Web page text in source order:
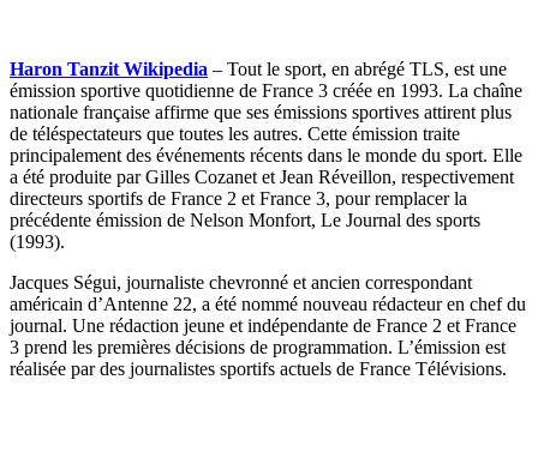
Haron Tanzit Wikipedia – Tout le sport, en abrégé TLS, est une
émission sportive quotidienne de France 3 créée en 1993. La chaîne
nationale française affirme que ses émissions sportives attirent plus
de téléspectateurs que toutes les autres. Cette émission traite
principalement des événements récents dans le monde du sport. Elle
a été produite par Gilles Cozanet et Jean Réveillon, respectivement
directeurs sportifs de France 2 et France 3, pour remplacer la
précédente émission de Nelson Monfort, Le Journal des sports
(1993).
Jacques Ségui, journaliste chevronné et ancien correspondant
américain d’Antenne 22, a été nommé nouveau rédacteur en chef du
journal. Une rédaction jeune et indépendante de France 2 et France
3 prend les premières décisions de programmation. L’émission est
réalisée par des journalistes sportifs actuels de France Télévisions.